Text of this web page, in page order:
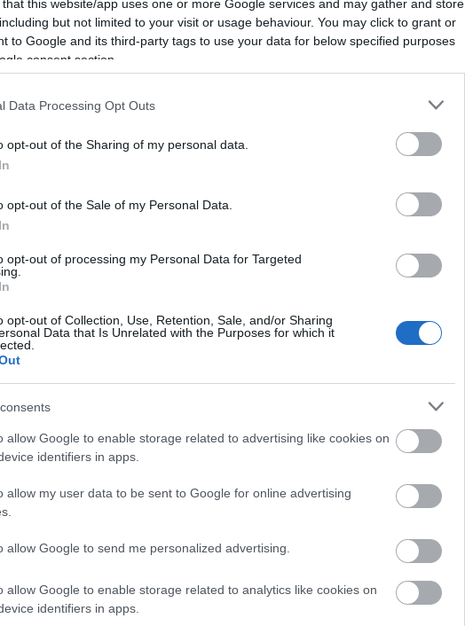
that this website/app uses one or more Google services and may gather and store
but not limited to your visit or usage behaviour. You may click to grant or
to Google and its third-party tags to use your data for below specified purposes
consent section.
Data Processing Opt Outs
opt-out of the Sharing of my personal data.
opt-out of the Sale of my Personal Data.
opt-out of processing my Personal Data for Targeted
opt-out of Collection, Use, Retention, Sale, and/or Sharing
Data that Is Unrelated with the Purposes for which it
allow Google to enable storage related to advertising like cookies on
identifiers in apps.
allow my user data to be sent to Google for online advertising
allow Google to send me personalized advertising.
allow Google to enable storage related to analytics like cookies on
identifiers in apps.
saját produkcióikkal érkeznek, hanem egymás
Csokonai Színház kórusát a Szegedi Szimfonikusok
hangra János evangéliumánakszövegérecímű művéhez
az érdeklődők. A Nemzeti Színházban a
a Kaszás Attila Teremben a
látható: